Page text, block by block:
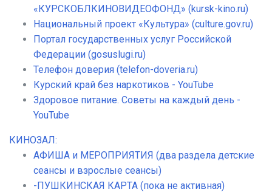
«КУРСКОБЛКИНОВИДЕОФОНД» (kursk-kino.ru)
Национальный проект «Культура» (culture.gov.ru)
Портал государственных услуг Российской
Федерации (gosuslugi.ru)
Телефон доверия (telefon-doveria.ru)
Курский край без наркотиков - YouTube
Здоровое питание. Советы на каждый день -
YouTube
КИНОЗАЛ:
АФИША и МЕРОПРИЯТИЯ (два раздела детские
сеансы и взрослые сеансы)
-ПУШКИНСКАЯ КАРТА (пока не активная)